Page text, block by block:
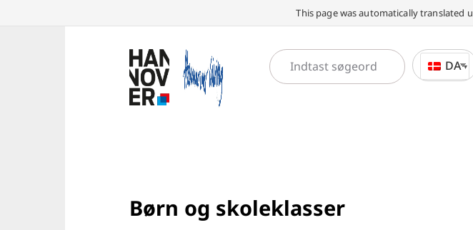
This page was automatically translated
DA
Børn og skoleklasser